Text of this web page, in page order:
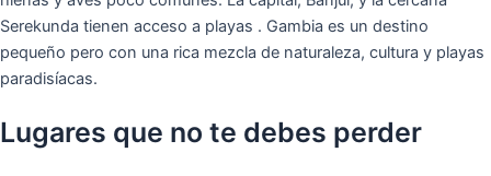
Serekunda tienen acceso a playas . Gambia es un destino
pequeño pero con una rica mezcla de naturaleza, cultura y playas
paradisíacas.
Lugares que no te debes perder